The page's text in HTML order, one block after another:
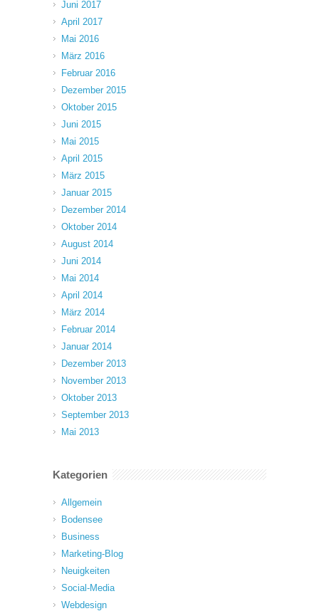
Juni 2017
April 2017
Mai 2016
März 2016
Februar 2016
Dezember 2015
Oktober 2015
Juni 2015
Mai 2015
April 2015
März 2015
Januar 2015
Dezember 2014
Oktober 2014
August 2014
Juni 2014
Mai 2014
April 2014
März 2014
Februar 2014
Januar 2014
Dezember 2013
November 2013
Oktober 2013
September 2013
Mai 2013
Kategorien
Allgemein
Bodensee
Business
Marketing-Blog
Neuigkeiten
Social-Media
Webdesign